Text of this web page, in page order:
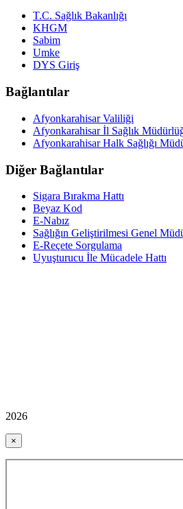
T.C. Sağlık Bakanlığı
KHGM
Sabim
Umke
DYS Giriş
Bağlantılar
Afyonkarahisar Valiliği
Afyonkarahisar İl Sağlık
Afyonkarahisar Halk Sağlığı
Diğer Bağlantılar
Sigara Bırakma Hattı
Beyaz Kod
E-Nabız
Sağlığın Geliştirilmesi Genel
E-Reçete Sorgulama
Uyuşturucu İle Mücadele Hattı
2026
×